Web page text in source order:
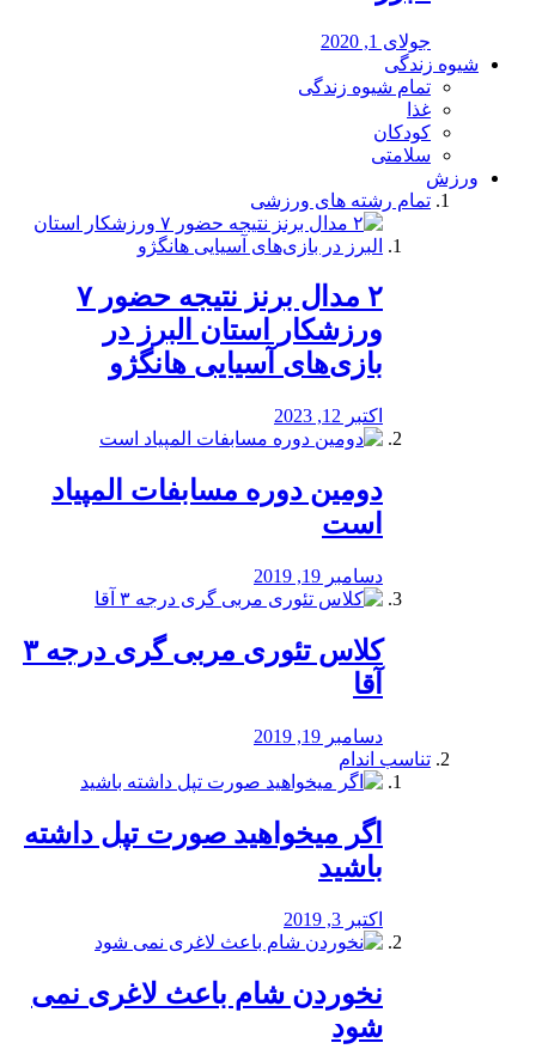
جولای 1, 2020
شیوه زندگی
تمام شیوه زندگی
غذا
کودکان
سلامتی
ورزش
تمام رشته های ورزشی
۲ مدال برنز نتیجه حضور ۷
ورزشکار استان البرز در
بازی‌های آسیایی هانگژو
اکتبر 12, 2023
دومین دوره مسابفات المپیاد
است
دسامبر 19, 2019
کلاس تئوری مربی گری درجه ۳
آقا
دسامبر 19, 2019
تناسب اندام
اگر میخواهید صورت تپل داشته
باشید
اکتبر 3, 2019
نخوردن شام باعث لاغری نمی
‌شود